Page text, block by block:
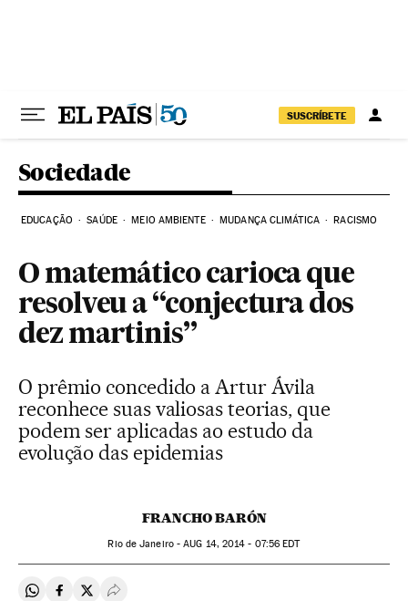
SUSCRÍBETE
Sociedade
EDUCAÇÃO SAÚDE MEIO AMBIENTE MUDANÇA CLIMÁTICA RACISMO
O matemático carioca que
resolveu a “conjectura dos
dez martinis”
O prêmio concedido a Artur Ávila
reconhece suas valiosas teorias, que
podem ser aplicadas ao estudo da
evolução das epidemias
FRANCHO BARÓN
Rio de Janeiro -AUG 14, 2014 - 07:56 EDT
Compartir en Whatsapp
Compartir en Facebook
Compartir en Twitter
Desplegar Redes Sociales